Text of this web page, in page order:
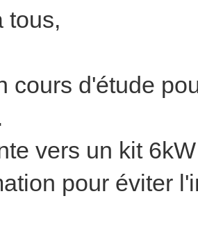
tous,
cours d'étude
vers un kit
pour éviter